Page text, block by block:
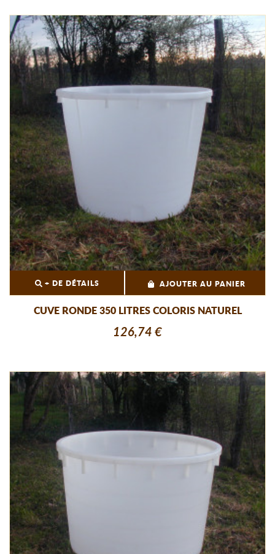
+ DE DÉTAILS AJOUTER AU PANIER
CUVE RONDE 350 LITRES COLORIS NATUREL
126,74 €